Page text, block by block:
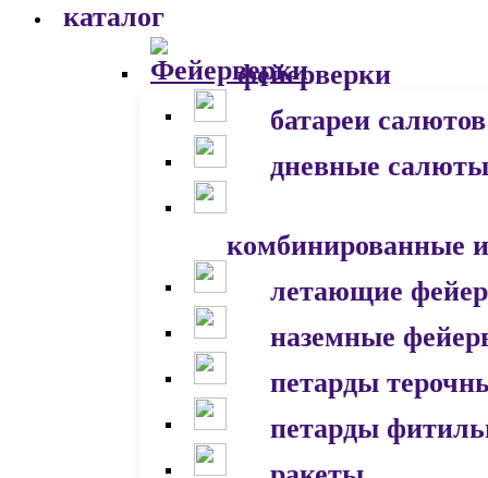
каталог
фейерверки
батареи салютов
дневные салюты
комбинированные
летающие
наземные
петарды
петарды